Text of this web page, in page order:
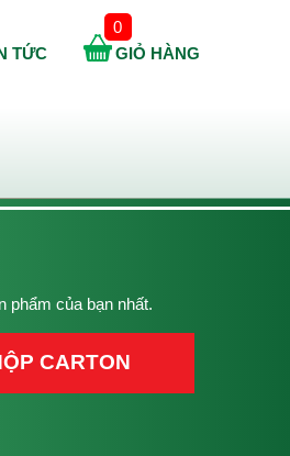
phẩm của bạn nhất.
CARTON
TỨC GIỎ HÀNG
0